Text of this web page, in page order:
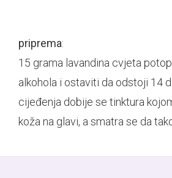
priprema:
15 grama lavandina cvjeta
alkohola i ostaviti da odstoji 14
cijeđenja dobije se tinktura
koža na glavi, a smatra se da